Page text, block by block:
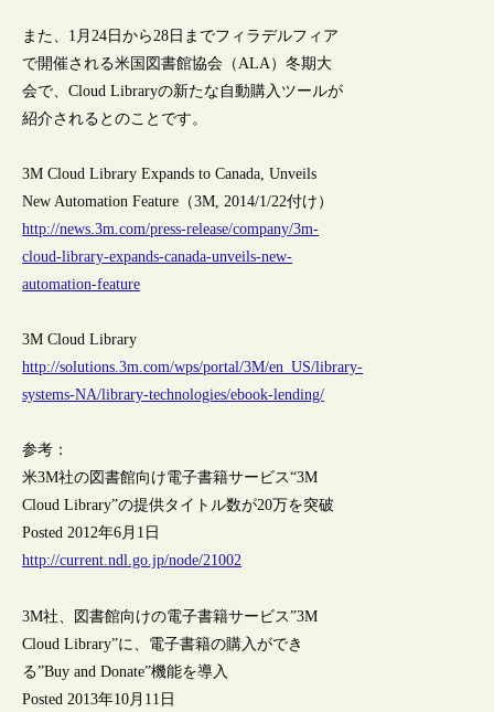
また、1月24日から28日までフィラデルフィア
で開催される米国図書館協会（ALA）冬期大
会で、Cloud Libraryの新たな自動購入ツールが
紹介されるとのことです。
3M Cloud Library Expands to Canada, Unveils
New Automation Feature（3M, 2014/1/22付け）
http://news.3m.com/press-release/company/3m-
cloud-library-expands-canada-unveils-new-
automation-feature
3M Cloud Library
http://solutions.3m.com/wps/portal/3M/en_US/library-
systems-NA/library-technologies/ebook-lending/
参考：
米3M社の図書館向け電子書籍サービス“3M
Cloud Library”の提供タイトル数が20万を突破
Posted 2012年6月1日
http://current.ndl.go.jp/node/21002
3M社、図書館向けの電子書籍サービス”3M
Cloud Library”に、電子書籍の購入ができ
る”Buy and Donate”機能を導入
Posted 2013年10月11日